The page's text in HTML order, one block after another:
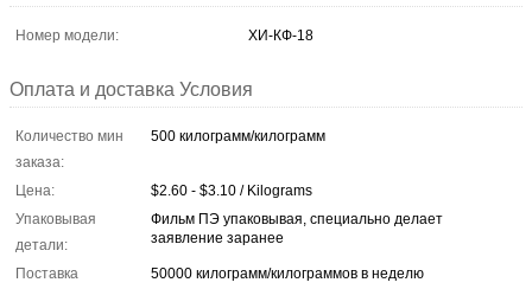
Номер модели: ХИ-КФ-18
Оплата и доставка Условия
Количество мин
заказа:
500 килограмм/килограмм
Цена:
$2.60 - $3.10 / Kilograms
Упаковывая
детали:
Фильм ПЭ упаковывая, специально делает
заявление заранее
Поставка
50000 килограмм/килограммов в неделю